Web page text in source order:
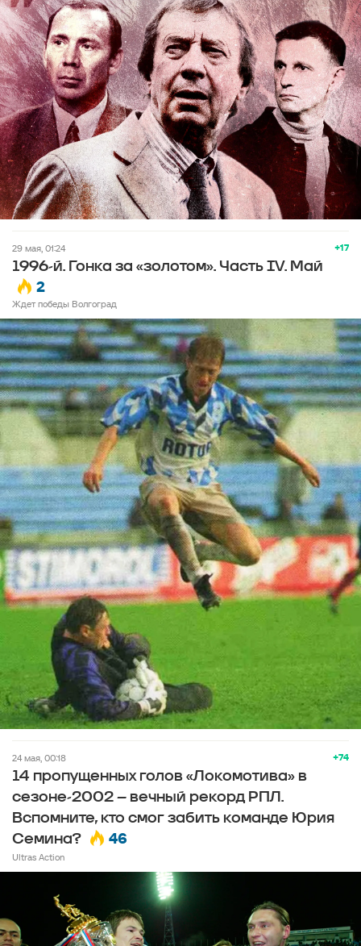
+17
29 мая, 01:24
1996-й. Гонка за «золотом». Часть IV. Май
2
Ждет победы Волгоград
+74
24 мая, 00:18
14 пропущенных голов «Локомотива» в
сезоне-2002 – вечный рекорд РПЛ.
Вспомните, кто смог забить команде Юрия
Семина?
46
Ultras Action